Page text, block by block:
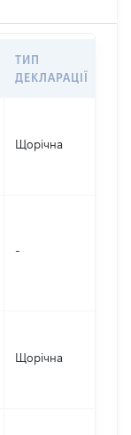
ТИП
ДЕКЛАРАЦІЇ
Щорічна
-
Щорічна